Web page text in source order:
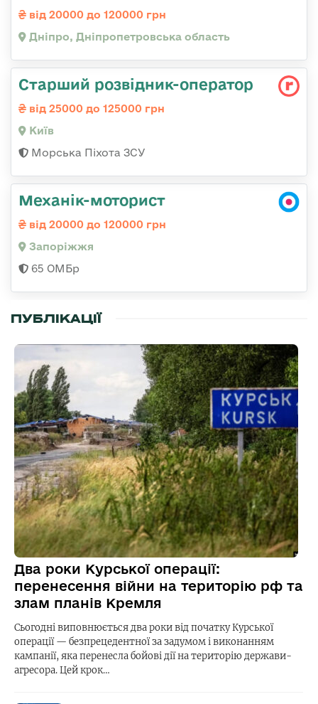
від 20000 до 120000 грн
Дніпро, Дніпропетровська область
Стаpший pозвідник-опеpатоp
від 25000 до 125000 грн
Київ
Морська Піхота ЗСУ
Механік-моторист
від 20000 до 120000 грн
Запоріжжя
65 ОМБр
ПУБЛІКАЦІЇ
Два роки Курської операції:
перенесення війни на територію рф та
злам планів Кремля
Сьогодні виповнюється два роки від початку Курської
операції — безпрецедентної за задумом і виконанням
кампанії, яка перенесла бойові дії на територію держави-
агресора. Цей крок…